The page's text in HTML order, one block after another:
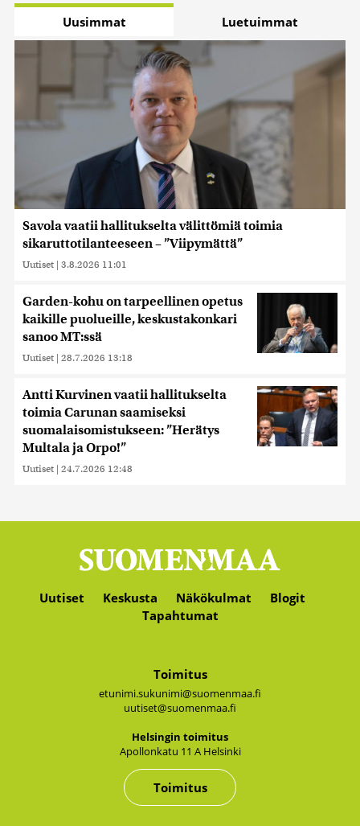
Uusimmat Luetuimmat
Savola vaatii hallitukselta välittömiä toimia
sikaruttotilanteeseen – ”Viipymättä”
Uutiset | 3.8.2026 11:01
Garden-kohu on tarpeellinen opetus
kaikille puolueille, keskustakonkari
sanoo MT:ssä
Uutiset | 28.7.2026 13:18
Antti Kurvinen vaatii hallitukselta
toimia Carunan saamiseksi
suomalaisomistukseen: ”Herätys
Multala ja Orpo!”
Uutiset | 24.7.2026 12:48
Uutiset Keskusta Näkökulmat
Blogit
Tapahtumat
Toimitus
etunimi.sukunimi@suomenmaa.fi
uutiset@suomenmaa.fi
Hel­sin­gin toi­mi­tus
Apol­lon­ka­tu 11 A Hel­sin­ki
Toimitus